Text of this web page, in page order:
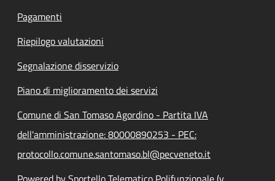
Pagamenti
Riepilogo valutazioni
Segnalazione disservizio
Piano di miglioramento dei servizi
Comune di San Tomaso Agordino - Partita IVA
dell'amministrazione: 80000890253 - PEC:
protocollo.comune.santomaso.bl@pecveneto.it